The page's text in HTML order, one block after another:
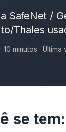
SafeNet /
Thales
10 minutos ·
se tem: